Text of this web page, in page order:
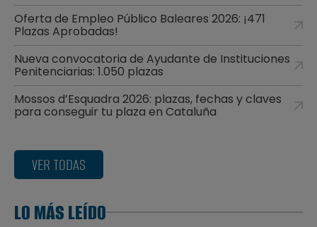
Oferta de Empleo Público Baleares 2026: ¡471
Plazas Aprobadas!
Nueva convocatoria de Ayudante de Instituciones
Penitenciarias: 1.050 plazas
Mossos d’Esquadra 2026: plazas, fechas y claves
para conseguir tu plaza en Cataluña
VER TODAS
LO MÁS LEÍDO